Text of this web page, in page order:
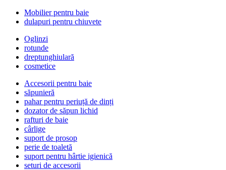
Mobilier pentru baie
dulapuri pentru chiuvete
Oglinzi
rotunde
dreptunghiulară
cosmetice
Accesorii pentru baie
săpunieră
pahar pentru periuță de dinți
dozator de săpun lichid
rafturi de baie
cârlige
suport de prosop
perie de toaletă
suport pentru hârtie igienică
seturi de accesorii